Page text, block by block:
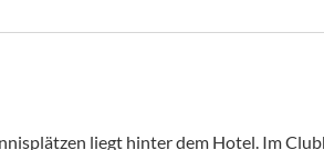
liegt hinter dem Hotel. Im